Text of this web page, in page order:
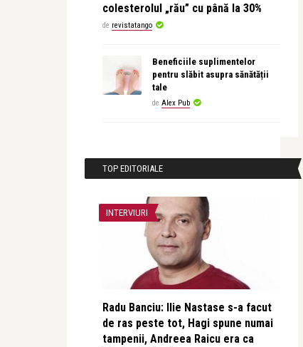
colesterolul „rău” cu până la 30%
de revistatango
Beneficiile suplimentelor
pentru slăbit asupra sănătății
tale
de Alex Pub
TOP EDITORIALE
INTERVIURI
Radu Banciu: Ilie Nastase s-a facut
de ras peste tot, Hagi spune numai
tampenii, Andreea Raicu era ca